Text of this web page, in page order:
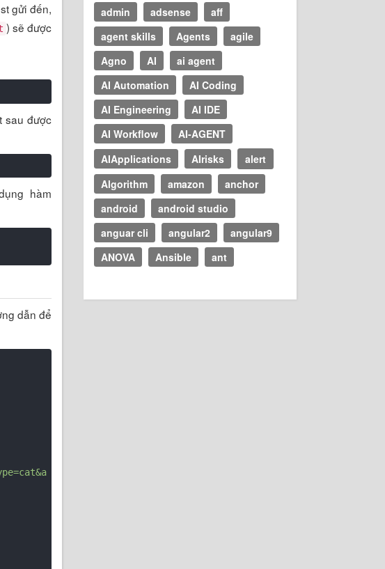
gửi đến,
) sẽ được
sau được
hàm
dẫn để
admin
adsense
aff
agent skills
Agents
agile
Agno
AI
ai agent
AI Automation
AI Coding
AI Engineering
AI IDE
AI Workflow
AI-AGENT
AIApplications
AIrisks
alert
Algorithm
amazon
anchor
android
android studio
anguar cli
angular2
angular9
ANOVA
Ansible ant